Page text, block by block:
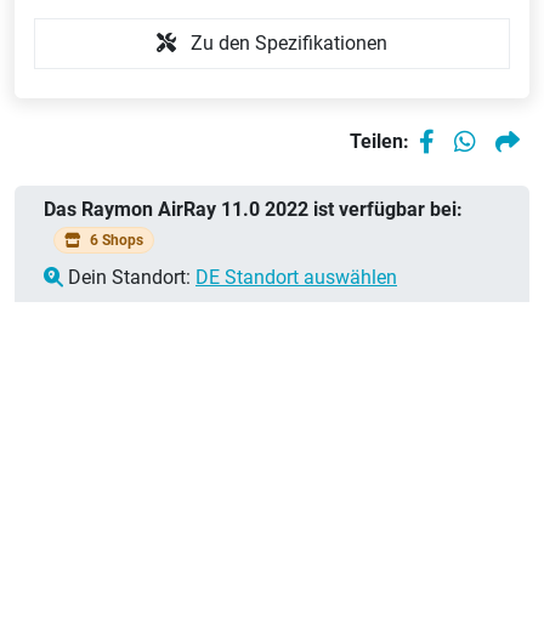
Zu den Spezifikationen
Teilen:
Das Raymon AirRay 11.0 2022 ist verfügbar bei:
6 Shops
Dein Standort: DE Standort auswählen